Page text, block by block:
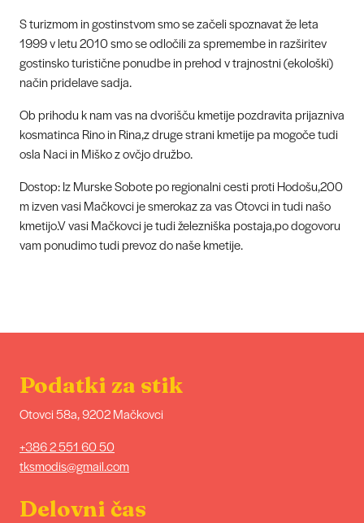
S turizmom in gostinstvom smo se začeli spoznavat že leta
1999 v letu 2010 smo se odločili za spremembe in razširitev
gostinsko turistične ponudbe in prehod v trajnostni (ekološki)
način pridelave sadja.
Ob prihodu k nam vas na dvorišču kmetije pozdravita prijazniva
kosmatinca Rino in Rina,z druge strani kmetije pa mogoče tudi
osla Naci in Miško z ovčjo družbo.
Dostop: Iz Murske Sobote po regionalni cesti proti Hodošu,200
m izven vasi Mačkovci je smerokaz za vas Otovci in tudi našo
kmetijo.V vasi Mačkovci je tudi železniška postaja,po dogovoru
vam ponudimo tudi prevoz do naše kmetije.
Podatki za stik
Otovci 58a, 9202 Mačkovci
+386 2 551 60 50
tksmodis@gmail.com
Delovni čas